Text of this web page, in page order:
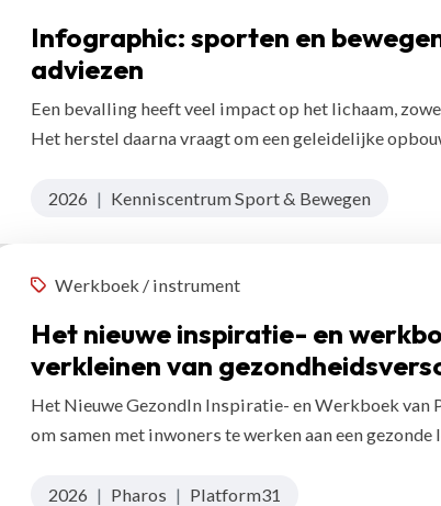
Infographic: sporten en
adviezen
Een bevalling heeft veel impact op het lichaam,
Het herstel daarna vraagt om een geleidelijke
2026 | Kenniscentrum Sport & Bewegen
Werkboek / instrument
Het nieuwe inspiratie- en
verkleinen van
Het Nieuwe GezondIn Inspiratie- en Werkboek
om samen met inwoners te werken aan een
2026 | Pharos | Platform31